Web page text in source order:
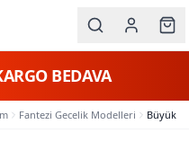
BEDAVA
Fantezi Gecelik Modelleri Büyük